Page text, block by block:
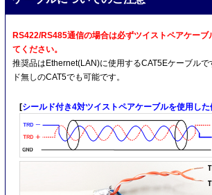
RS422/RS485通信の場合は必ずツイストペアケーブ
てください。
推奨品はEthernet(LAN)に使用するCAT5Eケーブル
ド無しのCAT5でも可能です。
[シールド付き4対ツイストペアケーブルを使用した